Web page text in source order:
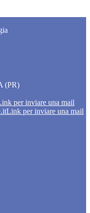
(PR)
per inviare una mail
Link per inviare una mail